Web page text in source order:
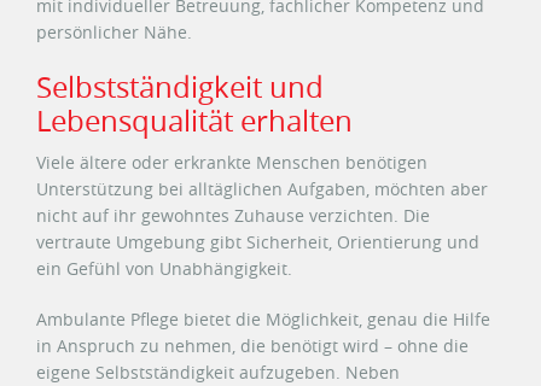
mit individueller Betreuung, fachlicher Kompetenz und
persönlicher Nähe.
Selbstständigkeit und
Lebensqualität erhalten
Viele ältere oder erkrankte Menschen benötigen
Unterstützung bei alltäglichen Aufgaben, möchten aber
nicht auf ihr gewohntes Zuhause verzichten. Die
vertraute Umgebung gibt Sicherheit, Orientierung und
ein Gefühl von Unabhängigkeit.
Ambulante Pflege bietet die Möglichkeit, genau die Hilfe
in Anspruch zu nehmen, die benötigt wird – ohne die
eigene Selbstständigkeit aufzugeben. Neben